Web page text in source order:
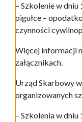
– Szkolenie w
pigułce –
czynności
Więcej informacji
załącznikach.
Urząd Skarbowy
organizowanych
– Szkolenia w